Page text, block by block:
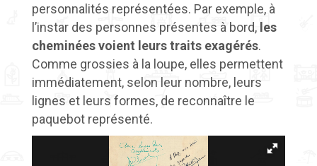
personnalités représentées. Par exemple, à
l’instar des personnes présentes à bord, les
cheminées voient leurs traits exagérés.
Comme grossies à la loupe, elles permettent
immédiatement, selon leur nombre, leurs
lignes et leurs formes, de reconnaître le
paquebot représenté.